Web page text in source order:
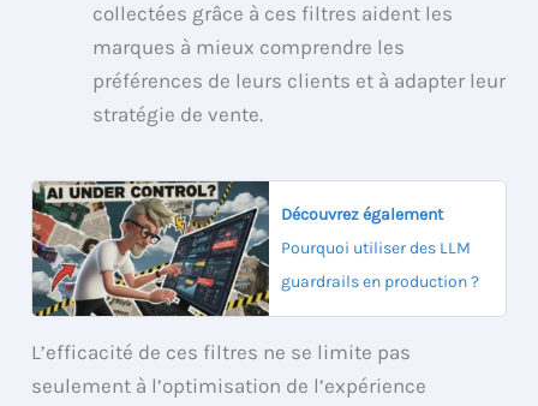
collectées grâce à ces filtres aident les
marques à mieux comprendre les
préférences de leurs clients et à adapter leur
stratégie de vente.
Découvrez également
Pourquoi utiliser des LLM
guardrails en production ?
L’efficacité de ces filtres ne se limite pas
seulement à l’optimisation de l’expérience